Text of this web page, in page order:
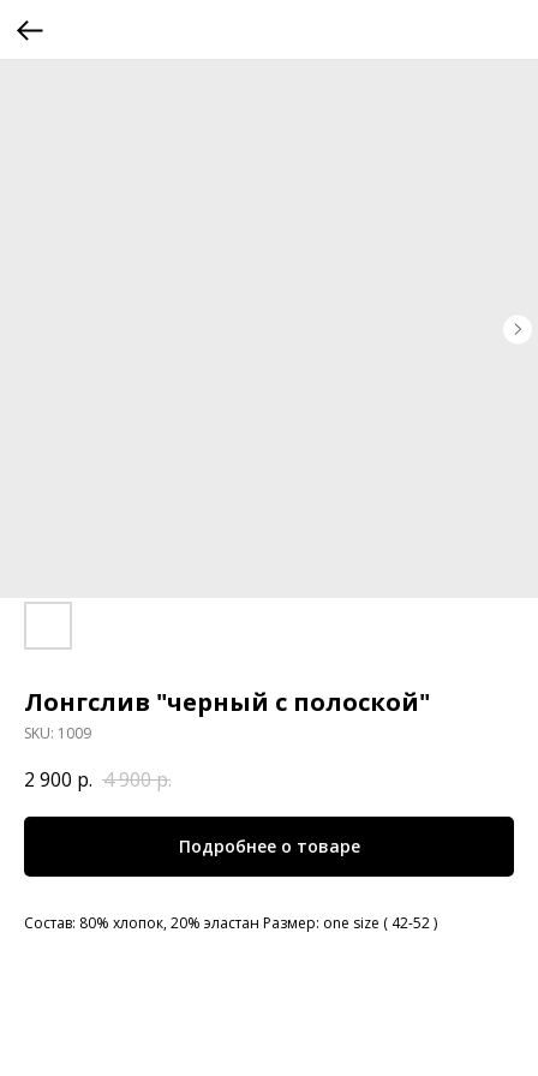
Лонгслив "черный с полоской"
SKU: 1009
2 900 р. 4 900р.
Подробнее о товаре
Состав: 80% хлопок, 20% эластан Размер: one size ( 42-52 )